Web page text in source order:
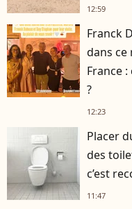
12:59
Franck
dans ce
France
?
12:23
Placer
des
c’est
11:47